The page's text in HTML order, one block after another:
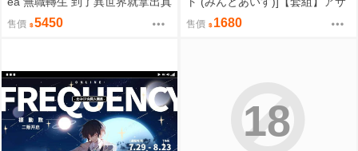
本事 艾莉絲·格雷拉特
售價 5450
ツキミント「オリジナル本」セ
ット (其他)
售價 1680
18